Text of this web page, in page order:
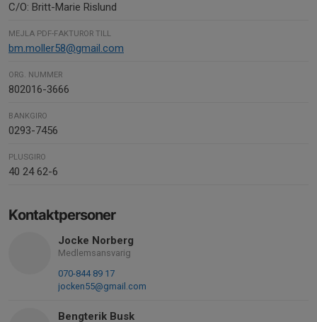
C/O: Britt-Marie Rislund
MEJLA PDF-FAKTUROR TILL
bm.moller58@gmail.com
ORG. NUMMER
802016-3666
BANKGIRO
0293-7456
PLUSGIRO
40 24 62-6
Kontaktpersoner
Jocke Norberg
Medlemsansvarig
070-844 89 17
jocken55@gmail.com
Bengterik Busk